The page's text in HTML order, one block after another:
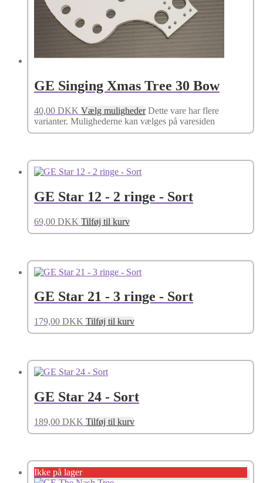
GE Singing Xmas Tree 30 Bow
40,00 DKK Vælg muligheder Dette vare har flere
varianter. Mulighederne kan vælges på varesiden
GE Star 12 - 2 ringe - Sort
69,00 DKK Tilføj til kurv
GE Star 21 - 3 ringe - Sort
179,00 DKK Tilføj til kurv
GE Star 24 - Sort
189,00 DKK Tilføj til kurv
Ikke på lager